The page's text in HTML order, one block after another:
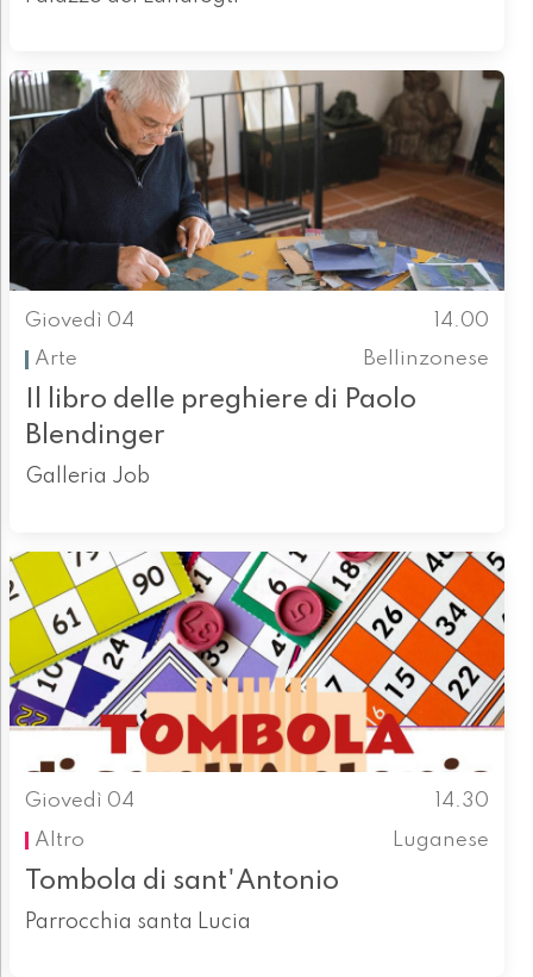
Giovedì 04
14.00
Arte
Bellinzonese
Il libro delle preghiere di Paolo
Blendinger
Galleria Job
Giovedì 04
14.30
Altro
Luganese
Tombola di sant'Antonio
Parrocchia santa Lucia